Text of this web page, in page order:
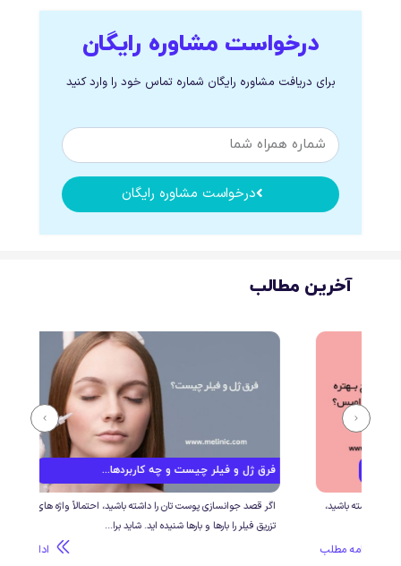
درخواست مشاوره رایگان
برای دریافت مشاوره رایگان شماره تماس خود را وارد کنید
درخواست مشاوره رایگان
آخرین مطالب
فرق ژل و فیلر چیست و چه کاربردها...
اگر قصد جوانسازی پوست تان را داشته باشید، احتمالاً واژه های تزرق ژل و
تزریق فیلر را بارها و بارها شنیده اید. شاید برا...
ادامه مطلب